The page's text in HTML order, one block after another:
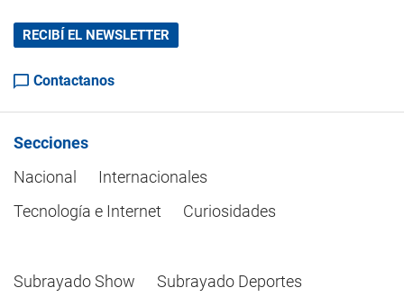
RECIBÍ EL NEWSLETTER
Contactanos
Secciones
Nacional
Internacionales
Tecnología e Internet
Curiosidades
Subrayado Show Subrayado Deportes